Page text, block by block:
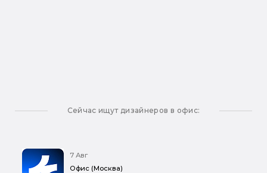
Сейчас ищут дизайнеров в офис:
7 Авг
Офис (Москва)